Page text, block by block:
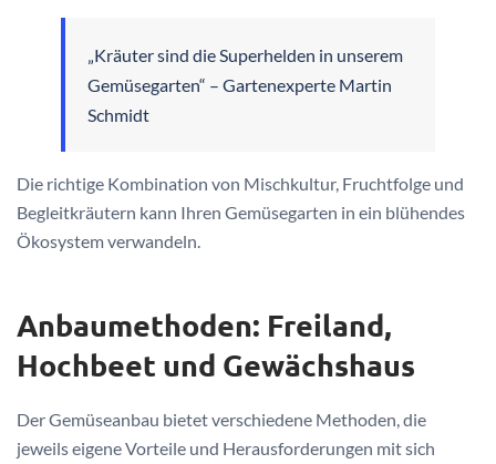
„Kräuter sind die Superhelden in unserem
Gemüsegarten“ – Gartenexperte Martin
Schmidt
Die richtige Kombination von Mischkultur, Fruchtfolge und
Begleitkräutern kann Ihren Gemüsegarten in ein blühendes
Ökosystem verwandeln.
Anbaumethoden: Freiland,
Hochbeet und Gewächshaus
Der Gemüseanbau bietet verschiedene Methoden, die
jeweils eigene Vorteile und Herausforderungen mit sich